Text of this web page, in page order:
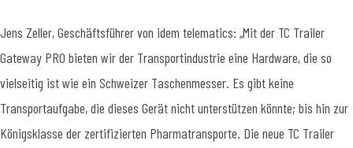
Jens Zeller, Geschäftsführer von idem telematics: „Mit der TC Trailer
Gateway PRO bieten wir der Transportindustrie eine Hardware, die so
vielseitig ist wie ein Schweizer Taschenmesser. Es gibt keine
Transportaufgabe, die dieses Gerät nicht unterstützen könnte; bis hin zur
Königsklasse der zertifizierten Pharmatransporte. Die neue TC Trailer